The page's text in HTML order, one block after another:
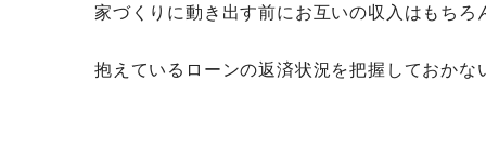
家づくりに動き出す前にお互いの収入はもちろ
抱えているローンの返済状況を把握しておかな